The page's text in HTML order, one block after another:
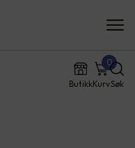
ButikkKurv
0
Søk